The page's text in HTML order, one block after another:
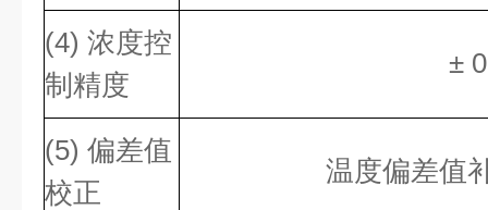
(4) 浓度控
制精度
±
(5) 偏差值
校正
温度偏差值